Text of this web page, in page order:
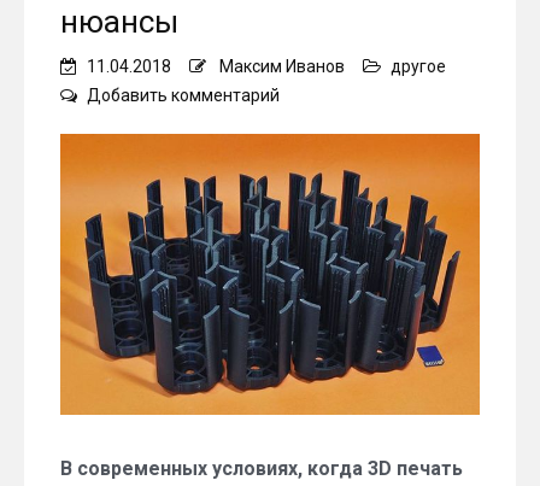
нюансы
11.04.2018 Максим Иванов
другое
Добавить комментарий
возможности
нюансы
В современных условиях, когда 3D печать